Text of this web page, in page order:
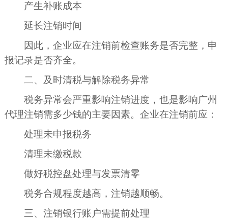
产生补账成本
延长注销时间
因此，企业应在注销前检查账务是否完整，申
报记录是否齐全。
二、及时清税与解除税务异常
税务异常会严重影响注销进度，也是影响广州
代理注销需多少钱的主要因素。企业在注销前应：
处理未申报税务
清理未缴税款
做好税控盘处理与发票清零
税务合规程度越高，注销越顺畅。
三、注销银行账户需提前处理